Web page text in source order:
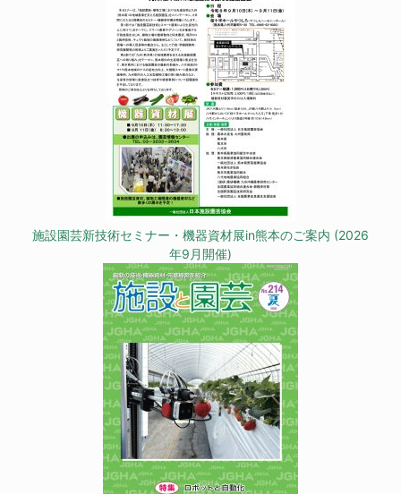
施設園芸新技術セミナー・機器資材展in熊本のご案内 (2026
年9月開催)